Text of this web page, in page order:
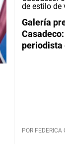
Galería
periodista
POR